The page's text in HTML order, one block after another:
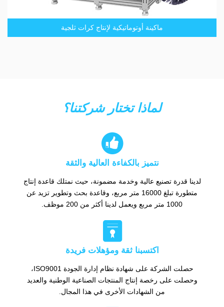
ماكينة أوتوماتيكية لإنتاج كرات ثلجية
لماذا تختار شركتنا؟

نتميز بالكفاءة العالية والثقة
لدينا قدرة تصنيع عالية وخدمة مضمونة، حيث نمتلك قاعدة إنتاج
متطورة تبلغ 16000 متر مربع، وقاعدة بحث وتطوير تزيد عن
1000 متر مربع ويعمل لدينا أكثر من 200 موظف.

اكتسبنا ثقة ومؤهلات فريدة
حصلت الشركة على شهادة نظام إدارة الجودة ISO9001،
وحصلت على رخصة إنتاج المنتجات الصناعية الوطنية والعديد
من الشهادات الأخرى في هذا المجال.